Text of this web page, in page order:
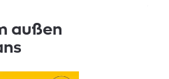
außen